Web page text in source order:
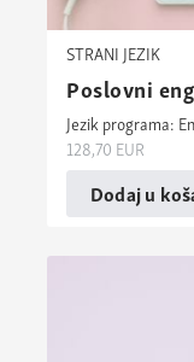
STRANI JEZIK
Poslovni
Jezik programa:
128,70 EUR
Dodaj u